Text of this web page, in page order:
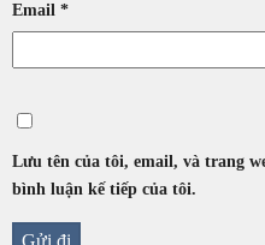
Email *
Lưu tên của tôi, email, và trang
bình luận kế tiếp của tôi.